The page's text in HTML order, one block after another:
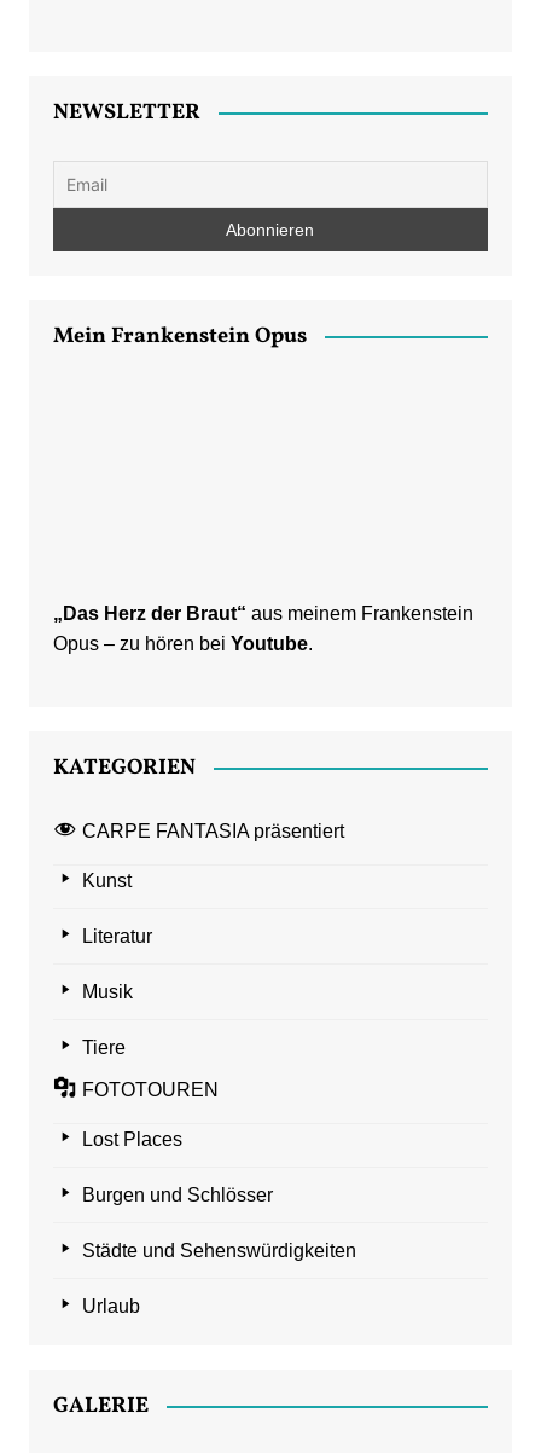
NEWSLETTER
Mein Frankenstein Opus
„Das Herz der Braut“ aus meinem Frankenstein
Opus – zu hören bei Youtube.
KATEGORIEN
CARPE FANTASIA präsentiert
Kunst
Literatur
Musik
Tiere
FOTOTOUREN
Lost Places
Burgen und Schlösser
Städte und Sehenswürdigkeiten
Urlaub
GALERIE